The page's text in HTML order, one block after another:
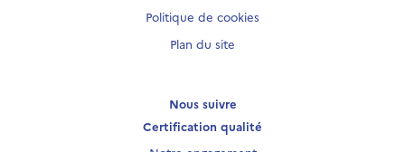
Politique de cookies
Plan du site
Nous suivre
Certification qualité